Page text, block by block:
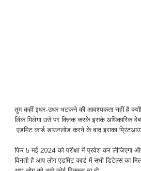
तुम कहीं इधर-उधर भटकने की आवश्यकता नहीं है
लिंक मिलेगा उसे पर क्लिक करके इसके अधिकारिक
.एडमिट कार्ड डाउनलोड करने के बाद इसका
फिर 5 मई 2024 को परीक्षा में प्रवेश कर लीजिएगा
विनती है आप लोग एडमिट कार्ड में सभी डिटेल्स का